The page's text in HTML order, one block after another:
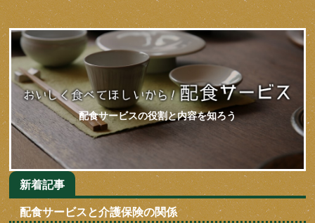
配食サービスの役割と内容を知ろう
新着記事
配食サービスと介護保険の関係